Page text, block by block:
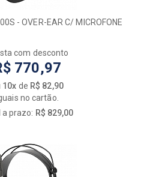
- OVER-EAR C/ MICROFONE
com desconto
770,97
10x de R$ 82,90
no cartão.
a prazo: R$ 829,00